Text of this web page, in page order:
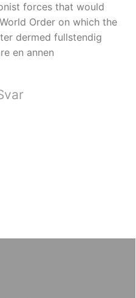
forces that would
Order on which the
dermed fullstendig
en annen